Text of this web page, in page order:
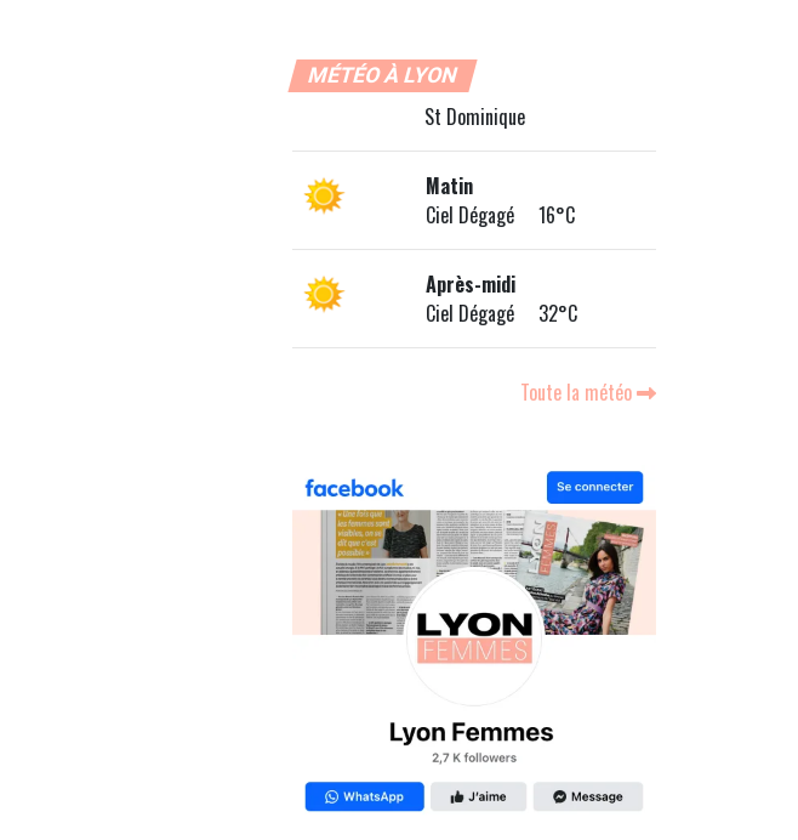
MÉTÉO À LYON
St Dominique
Matin
Ciel Dégagé 16°C
Après-midi
Ciel Dégagé 32°C
Toute la météo